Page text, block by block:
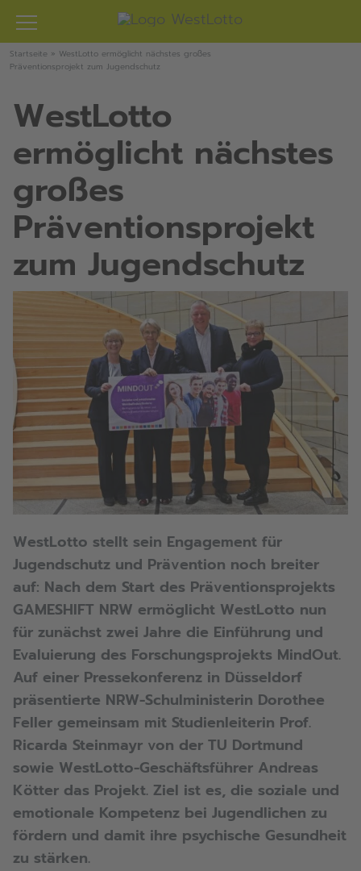
Zum
Inhalt
springen
Startseite » WestLotto ermöglicht nächstes großes
Präventionsprojekt zum Jugendschutz
WestLotto
ermöglicht nächstes
großes
Präventionsprojekt
zum Jugendschutz
WestLotto stellt sein Engagement für
Jugendschutz und Prävention noch breiter
auf: Nach dem Start des Präventionsprojekts
GAMESHIFT NRW ermöglicht WestLotto nun
für zunächst zwei Jahre die Einführung und
Evaluierung des Forschungsprojekts MindOut.
Auf einer Pressekonferenz in Düsseldorf
präsentierte NRW-Schulministerin Dorothee
Feller gemeinsam mit Studienleiterin Prof.
Ricarda Steinmayr von der TU Dortmund
sowie WestLotto-Geschäftsführer Andreas
Kötter das Projekt. Ziel ist es, die soziale und
emotionale Kompetenz bei Jugendlichen zu
fördern und damit ihre psychische Gesundheit
zu stärken.